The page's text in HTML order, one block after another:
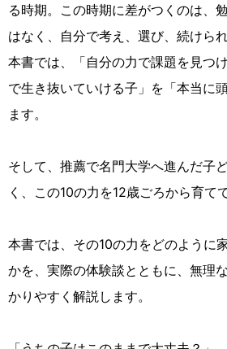
る時期。この時期に差がつくのは、
はなく、自分で考え、選び、続けられ
本書では、「自分の力で課題を見つ
で生き抜いていける子」を「本当に
ます。
そして、推薦で名門大学へ進んだ子
く、この10の力を12歳ごろから育て
本書では、その10の力をどのように
かを、実際の体験談とともに、無理
かりやすく解説します。